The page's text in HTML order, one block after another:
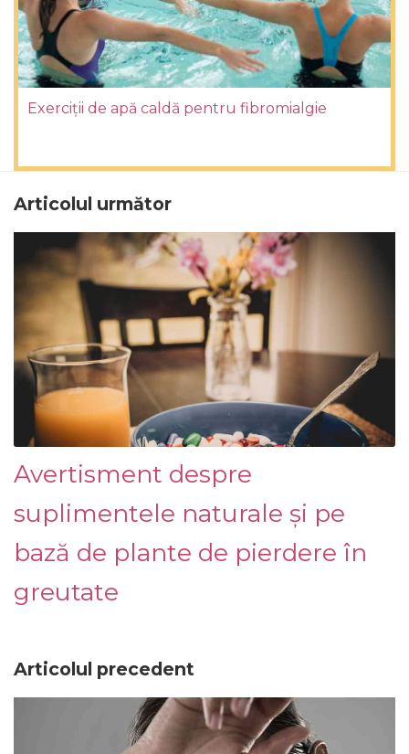
Exerciții de apă caldă pentru fibromialgie
Articolul următor
Avertisment despre
suplimentele naturale și pe
bază de plante de pierdere în
greutate
Articolul precedent